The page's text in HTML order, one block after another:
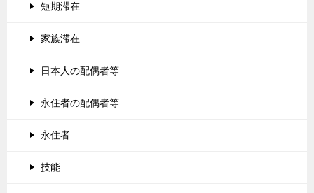
短期滞在
家族滞在
日本人の配偶者等
永住者の配偶者等
永住者
技能